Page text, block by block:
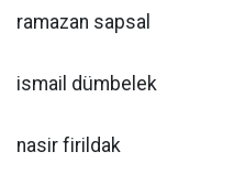
ramazan sapsal
ismail dümbelek
nasir firildak